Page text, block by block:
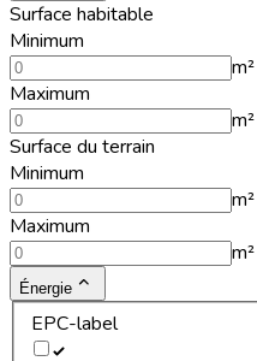
Surface habitable
Minimum
m²
Maximum
m²
Surface du terrain
Minimum
m²
Maximum
m²
Énergie
EPC-label